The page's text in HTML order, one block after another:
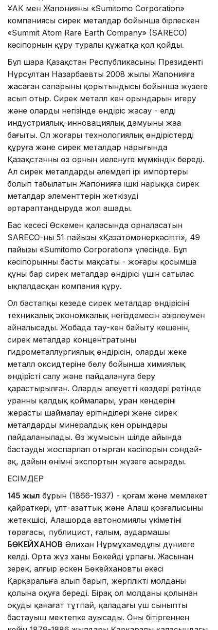
ҰАК мен Жапонияның «Sumitomo Corporation»
компаниясы сирек металдар бойынша бірлескен
«Summit Atom Rare Earth Company» (SARECO)
кәсіпорнын құру туралы құжатқа қол қойды.
Бұл шара Қазақстан Республикасының Президенті
Нұрсұлтан Назарбаевтың 2008 жылы Жапонияға
жасаған сапарының қорытындысы бойынша жүзеге
асып отыр. Сирек металл кен орындарын игеру
және олардың негізінде өндіріс жасау - елдің
индустриялық-инновациялық дамуының жаңа
бағыты. Ол жоғары технологиялық өндірістерді
құруға және сирек металдар нарығында
Қазақстанның өз орнын иеленуге мүмкіндік береді.
Ал сирек металдардың әлемдегі ірі импортеры
болып табылатын Жапонияға ішкі нарыққа сирек
металдар элементтерін жеткізуді
әртараптандыруда жол ашады.
Бас кеңсесі Өскемен қаласында орналасатын
SARECO-ның 51 пайызы «Қазатомөнеркәсіптің», 49
пайызы «Sumitomo Corporation» үлесінде. Бұл
кәсіпорынның басты мақсаты - жоғары қосымша
құны бар сирек металдар өндірісі үшін сатылас
ықпалдасқан компания құру.
Ол бастапқы кезеңде сирек металдар өндірісінің
техникалық экономкалық негіздемесін әзірлеумен
айналысады. Жобада тау-кен байыту кешенін,
сирек металдар концентратының
гидрометаллургиялық өндірісін, оларды жеке
металл оксидтеріне бөлу бойынша химиялық
өндірісті салу және пайдалануға беру
қарастырылған. Олардың әлеуетті көздері ретінде
уранның қалдық қоймалары, уран кендерінің
жерасты шаймалау ерітінділері және сирек
металдардың минералдық кен орындары
пайдаланылады. Өз жұмысын шілде айында
бастауды жоспарлап отырған кәсіпорын сондай-
ақ, дайын өнімнің экспортын жүзеге асырады.
ЕСІМДЕР
145 жыл бұрын (1866-1937) - қоғам және мемлекет
қайраткері, ұлт-азаттық және Алаш қозғалысының
жетекшісі, Алашорда автономиялы үкіметінің
төрағасы, публицист, ғалым, аудармашы
БӨКЕЙХАНОВ Әлихан Нұрмұхамедұлы дүниеге
келді. Орта жүз ханы Бөкейдің ұрпағы. Жасынан
зерек, алғыр өскен Бөкейхановты әкесі
Қарқаралыға алып барып, жергілікті молданың
қолына оқуға береді. Бірақ ол молданың қолынан
оқуды қанағат тұтпай, қаладағы үш сыныпты
бастауыш мектепке ауысады. Оны бітіргеннен